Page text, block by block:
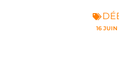
16 JUIN